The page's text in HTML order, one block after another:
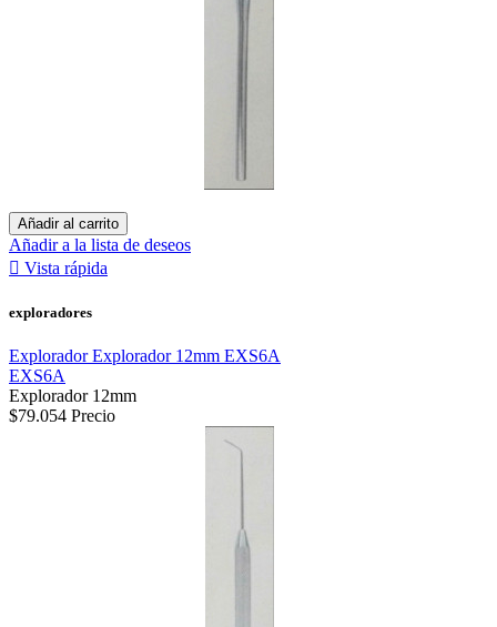
Añadir al carrito
Añadir a la lista de deseos
 Vista rápida
exploradores
Explorador Explorador 12mm EXS6A
EXS6A
Explorador 12mm
$79.054 Precio